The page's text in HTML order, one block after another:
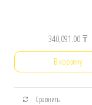
340,091.00₸
В корзину
Сравнить